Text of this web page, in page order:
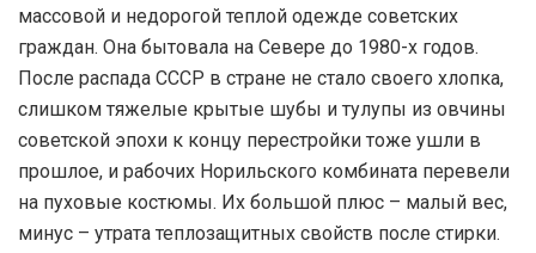
массовой и недорогой теплой одежде советских
граждан. Она бытовала на Севере до 1980-х годов.
После распада СССР в стране не стало своего хлопка,
слишком тяжелые крытые шубы и тулупы из овчины
советской эпохи к концу перестройки тоже ушли в
прошлое, и рабочих Норильского комбината перевели
на пуховые костюмы. Их большой плюс – малый вес,
минус – утрата теплозащитных свойств после стирки.